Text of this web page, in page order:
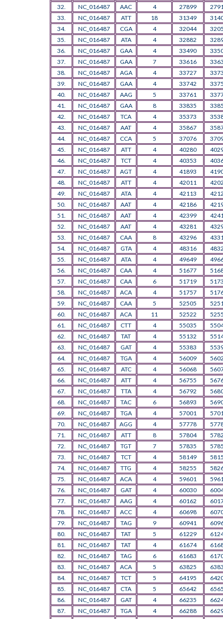
32.
NC_016487 AAC 4 27899
33.
NC_016487 ATT 18 31349
34.
NC_016487 CGA 4 32044
35.
NC_016487 ATA 4 32882
36.
NC_016487 GAA 4 33490
37.
NC_016487 GAA 7 33616
38.
NC_016487 AGA 4 33727
39.
NC_016487 GAA 4 33742
40.
NC_016487 AAG 5 33761
41.
NC_016487 GAA 8 33835
42.
NC_016487 TCA 4 35373
43.
NC_016487 AAT 4 35867
44.
NC_016487 CCA 5 37076
45.
NC_016487 ATT 4 40280
46.
NC_016487 TCT 4 40353
47.
NC_016487 AGT 4 41893
48.
NC_016487 ATT 4 42011
49.
NC_016487 ATA 4 42113
50.
NC_016487 AAT 4 42186
51.
NC_016487 AAT 4 42399
52.
NC_016487 AAT 4 43281
53.
NC_016487 CAA 8 43296
54.
NC_016487 GTA 4 48316
55.
NC_016487 ATA 4 49649
56.
NC_016487 CAA 4 51677
57.
NC_016487 CAA 6 51719
58.
NC_016487 ACA 4 51757
59.
NC_016487 CAA 5 52505
60.
NC_016487 ACA 11 52522
61.
NC_016487 CTT 4 55035
62.
NC_016487 TAT 4 55132
63.
NC_016487 GAT 4 55383
64.
NC_016487 TGA 4 56009
65.
NC_016487 ATC 4 56068
66.
NC_016487 ATT 4 56755
67.
NC_016487 TTA 4 56792
68.
NC_016487 TAC 6 56893
69.
NC_016487 TGA 4 57001
70.
NC_016487 AGG 4 57778
71.
NC_016487 ATT 8 57804
72.
NC_016487 TGT 7 57835
73.
NC_016487 TCT 4 58149
74.
NC_016487 TTG 4 58255
75.
NC_016487 ACA 4 59601
76.
NC_016487 GAT 4 60030
77.
NC_016487 AAG 4 60162
78.
NC_016487 ACC 4 60698
79.
NC_016487 TAG 9 60941
80.
NC_016487 TAT 5 61229
81.
NC_016487 TAT 4 61674
82.
NC_016487 TAG 6 61683
83.
NC_016487 ACA 5 63825
84.
NC_016487 TCT 5 64195
85.
NC_016487 CTA 5 65642
86.
NC_016487 GAT 4 66235
87.
NC_016487 TGA 4 66288